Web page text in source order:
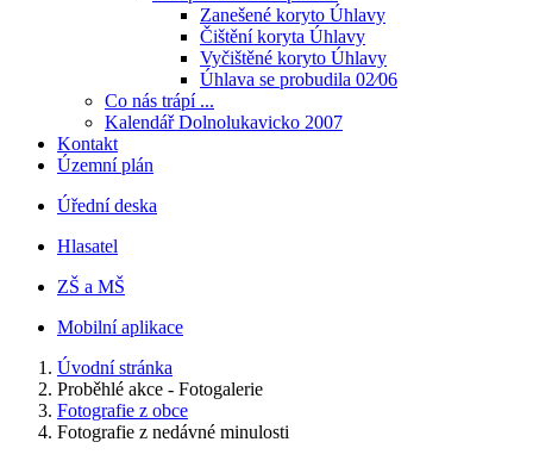
Zanešené koryto Úhlavy
Čištění koryta Úhlavy
Vyčištěné koryto Úhlavy
Úhlava se probudila 02⁄06
Co nás trápí ...
Kalendář Dolnolukavicko 2007
Kontakt
Územní plán
Úřední deska
Hlasatel
ZŠ a MŠ
Mobilní aplikace
Úvodní stránka
Proběhlé akce - Fotogalerie
Fotografie z obce
Fotografie z nedávné minulosti